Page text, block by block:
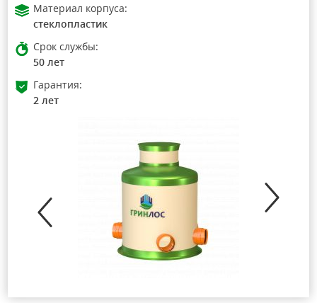
Материал корпуса:
стеклопластик
Срок службы:
50 лет
Гарантия:
2 лет